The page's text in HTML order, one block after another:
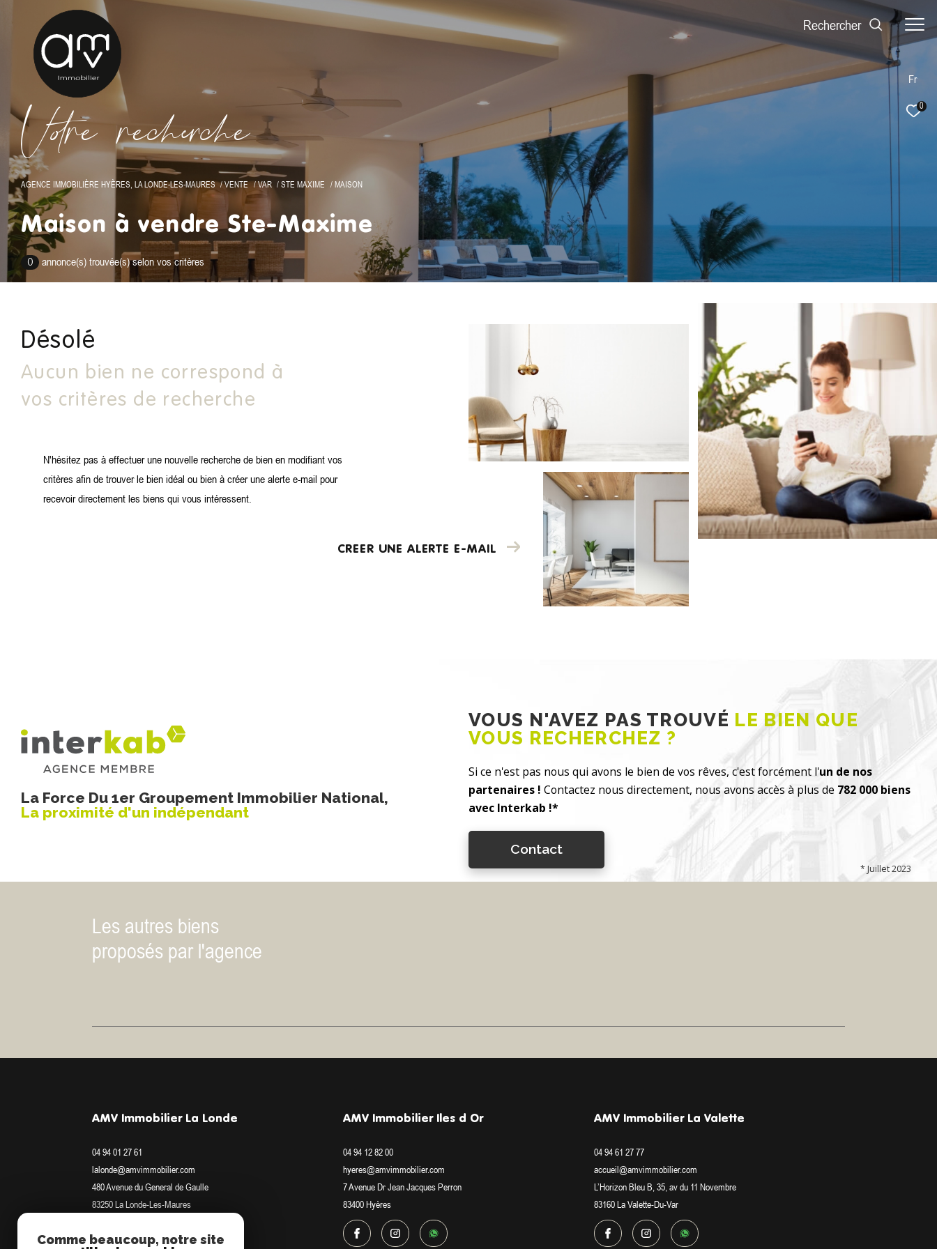
Fr
0
Rechercher
Vore recece
AGENCE IMMOBILIÈRE HYÈRES, LA LONDE-LES-MAURES VENTE VAR STE MAXIME MAISON
Maison à vendre Ste-Maxime
0 annonce(s) trouvée(s) selon vos critères
Désolé
Aucun bien ne correspond à
vos critères de recherche
N'hésitez pas à effectuer une nouvelle recherche de bien en modifiant vos
critères afin de trouver le bien idéal ou bien à créer une alerte e-mail pour
recevoir directement les biens qui vous intéressent.
CREER UNE ALERTE E-MAIL
La Force Du 1er Groupement Immobilier National,
La proximité d'un indépendant
VOUS N'AVEZ PAS TROUVÉ LE BIEN QUE
VOUS RECHERCHEZ ?
Si ce n'est pas nous qui avons le bien de vos rêves, c'est forcément l'un de nos
partenaires ! Contactez nous directement, nous avons accès à plus de 782 000 biens
avec Interkab !*
Contact
* Juillet 2023
Les autres biens
proposés par l'agence
AMV Immobilier La Londe
04 94 01 27 61
lalonde@amvimmobilier.com
480 Avenue du General de Gaulle
83250 La Londe-Les-Maures
AMV Immobilier Iles d Or
04 94 12 82 00
hyeres@amvimmobilier.com
7 Avenue Dr Jean Jacques Perron
83400
Hyères
AMV Immobilier La Valette
04 94 61 27 77
accueil@amvimmobilier.com
L’Horizon Bleu B, 35, av du 11 Novembre
83160 La Valette-Du-Var
Comme beaucoup, notre site